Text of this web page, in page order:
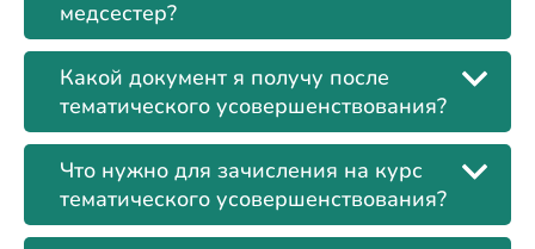
медсестер?
Какой документ я получу после
тематического усовершенствования?
Что нужно для зачисления на курс
тематического усовершенствования?